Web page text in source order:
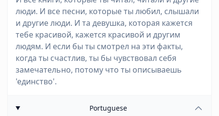
люди. И все песни, которые ты любил, слышали
и другие люди. И та девушка, которая кажется
тебе красивой, кажется красивой и другим
людям. И если бы ты смотрел на эти факты,
когда ты счастлив, ты бы чувствовал себя
замечательно, потому что ты описываешь
'единство'.
Portuguese